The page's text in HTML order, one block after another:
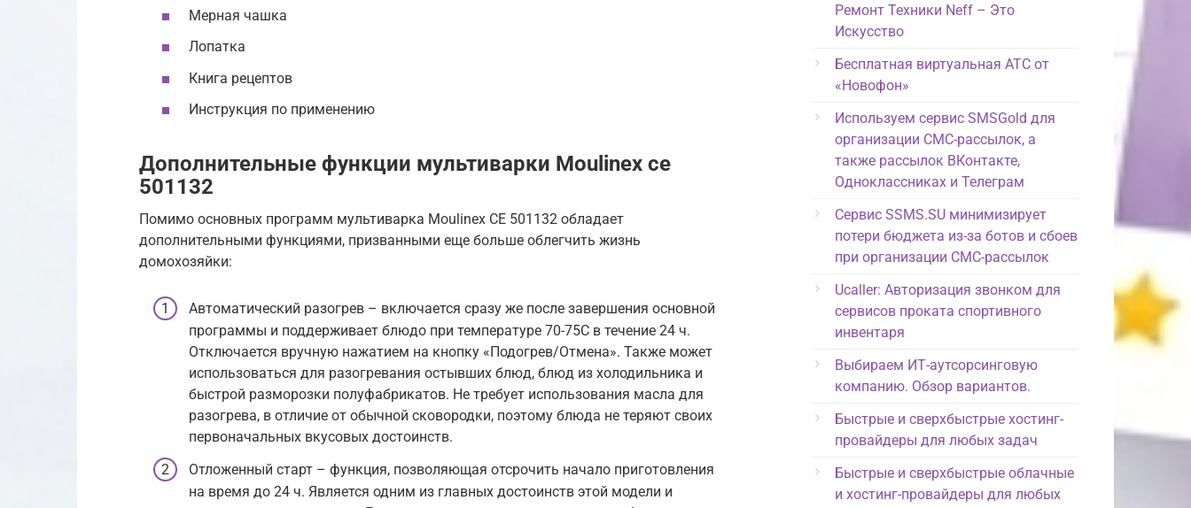
Мерная чашка
Лопатка
Книга рецептов
Инструкция по применению
Дополнительные функции мультиварки Moulinex ce
501132
Помимо основных программ мультиварка Moulinex CE 501132 обладает
дополнительными функциями, призванными еще больше облегчить жизнь
домохозяйки:
Автоматический разогрев – включается сразу же после завершения основной
программы и поддерживает блюдо при температуре 70-75С в течение 24 ч.
Отключается вручную нажатием на кнопку «Подогрев/Отмена». Также может
использоваться для разогревания остывших блюд, блюд из холодильника и
быстрой разморозки полуфабрикатов. Не требует использования масла для
разогрева, в отличие от обычной сковородки, поэтому блюда не теряют своих
первоначальных вкусовых достоинств.
Отложенный старт – функция, позволяющая отсрочить начало приготовления
на время до 24 ч. Является одним из главных достоинств этой модели и
Ремонт Техники Neff – Это
Искусство
Бесплатная виртуальная АТС от
«Новофон»
Используем сервис SMSGold для
организации СМС-рассылок, а
также рассылок ВКонтакте,
Одноклассниках и Телеграм
Сервис SSMS.SU минимизирует
потери бюджета из-за ботов и сбоев
при организации СМС-рассылок
Ucaller: Авторизация звонком для
сервисов проката спортивного
инвентаря
Выбираем ИТ-аутсорсинговую
компанию. Обзор вариантов.
Быстрые и сверхбыстрые хостинг-
провайдеры для любых задач
Быстрые и сверхбыстрые облачные
и хостинг-провайдеры для любых